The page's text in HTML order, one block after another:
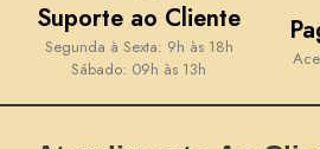
Suporte ao Cliente
Segunda à Sexta: 9h às 18h
Sábado: 09h às 13h